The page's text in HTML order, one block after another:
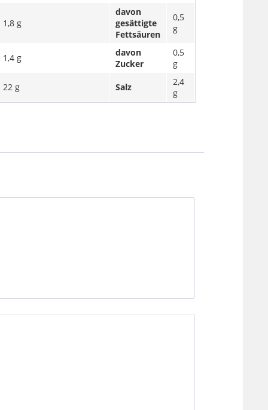
1,8 g
davon
gesättigte
Fettsäuren
0,5
g
1,4 g
davon
Zucker
0,5
g
22 g Salz
2,4
g